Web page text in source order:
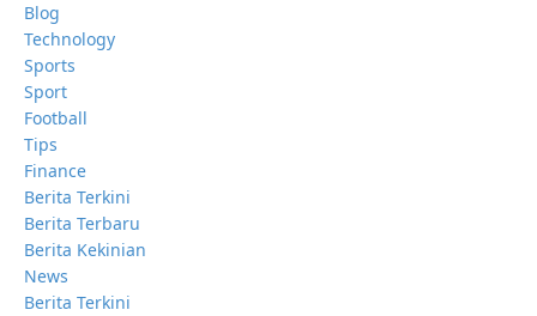
Blog
Technology
Sports
Sport
Football
Tips
Finance
Berita Terkini
Berita Terbaru
Berita Kekinian
News
Berita Terkini